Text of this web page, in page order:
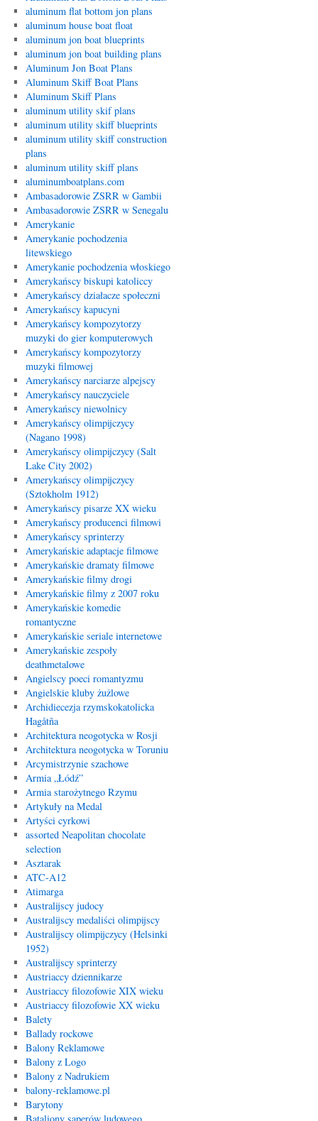
aluminum flat bottom jon plans
aluminum house boat float
aluminum jon boat blueprints
aluminum jon boat building plans
Aluminum Jon Boat Plans
Aluminum Skiff Boat Plans
Aluminum Skiff Plans
aluminum utility skif plans
aluminum utility skiff blueprints
aluminum utility skiff construction
plans
aluminum utility skiff plans
aluminumboatplans.com
Ambasadorowie ZSRR w Gambii
Ambasadorowie ZSRR w Senegalu
Amerykanie
Amerykanie pochodzenia
litewskiego
Amerykanie pochodzenia włoskiego
Amerykańscy biskupi katoliccy
Amerykańscy działacze społeczni
Amerykańscy kapucyni
Amerykańscy kompozytorzy
muzyki do gier komputerowych
Amerykańscy kompozytorzy
muzyki filmowej
Amerykańscy narciarze alpejscy
Amerykańscy nauczyciele
Amerykańscy niewolnicy
Amerykańscy olimpijczycy
(Nagano 1998)
Amerykańscy olimpijczycy (Salt
Lake City 2002)
Amerykańscy olimpijczycy
(Sztokholm 1912)
Amerykańscy pisarze XX wieku
Amerykańscy producenci filmowi
Amerykańscy sprinterzy
Amerykańskie adaptacje filmowe
Amerykańskie dramaty filmowe
Amerykańskie filmy drogi
Amerykańskie filmy z 2007 roku
Amerykańskie komedie
romantyczne
Amerykańskie seriale internetowe
Amerykańskie zespoły
deathmetalowe
Angielscy poeci romantyzmu
Angielskie kluby żużlowe
Archidiecezja rzymskokatolicka
Hagåtña
Architektura neogotycka w Rosji
Architektura neogotycka w Toruniu
Arcymistrzynie szachowe
Armia „Łódź”
Armia starożytnego Rzymu
Artykuły na Medal
Artyści cyrkowi
assorted Neapolitan chocolate
selection
Asztarak
ATC-A12
Atimarga
Australijscy judocy
Australijscy medaliści olimpijscy
Australijscy olimpijczycy (Helsinki
1952)
Australijscy sprinterzy
Austriaccy dziennikarze
Austriaccy filozofowie XIX wieku
Austriaccy filozofowie XX wieku
Balety
Ballady rockowe
Balony Reklamowe
Balony z Logo
Balony z Nadrukiem
balony-reklamowe.pl
Barytony